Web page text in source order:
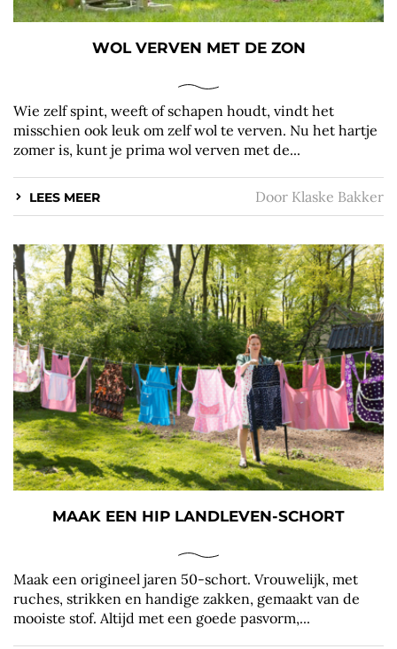
WOL VERVEN MET DE ZON
Wie zelf spint, weeft of schapen houdt, vindt het
misschien ook leuk om zelf wol te verven. Nu het hartje
zomer is, kunt je prima wol verven met de...
LEES MEER Door Klaske Bakker
MAAK EEN HIP LANDLEVEN-SCHORT
Maak een origineel jaren 50-schort. Vrouwelijk, met
ruches, strikken en handige zakken, gemaakt van de
mooiste stof. Altijd met een goede pasvorm,...